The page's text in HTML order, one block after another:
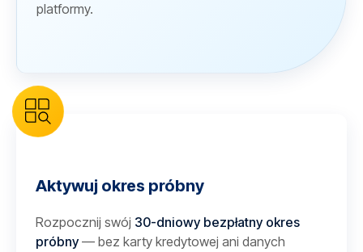
platformy.
Aktywuj okres próbny
Rozpocznij swój 30-dniowy bezpłatny okres
próbny— bez karty kredytowej ani danych